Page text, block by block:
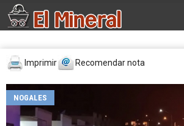
Imprimir Recomendar nota
NOGALES